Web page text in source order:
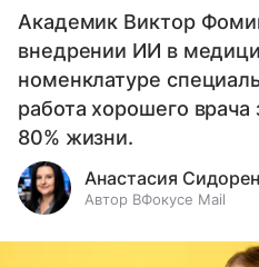
Академик Виктор
внедрении ИИ в
номенклатуре
работа хорошего
80% жизни.
Анастасия
Автор ВФокусе Mail